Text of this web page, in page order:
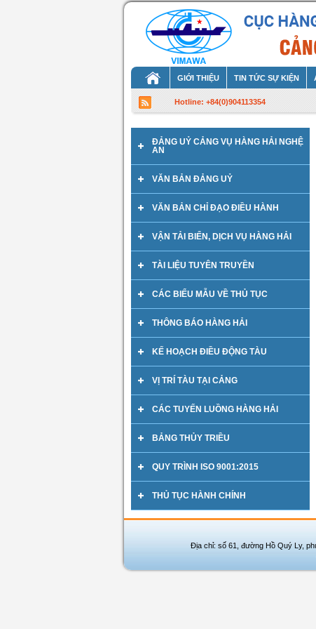
GIỚI THIỆU TIN TỨC SỰ KIỆN
Hotline: +84(0)904113354
ĐẢNG UỶ CẢNG VỤ HÀNG HẢI NGHỆ
AN
VĂN BẢN ĐẢNG UỶ
VĂN BẢN CHỈ ĐẠO ĐIỀU HÀNH
VẬN TẢI BIỂN, DỊCH VỤ HÀNG HẢI
TÀI LIỆU TUYÊN TRUYỀN
CÁC BIỂU MẪU VỀ THỦ TỤC
THÔNG BÁO HÀNG HẢI
KẾ HOẠCH ĐIỀU ĐỘNG TÀU
VỊ TRÍ TÀU TẠI CẢNG
CÁC TUYẾN LUỒNG HÀNG HẢI
BẢNG THỦY TRIỀU
QUY TRÌNH ISO 9001:2015
THỦ TỤC HÀNH CHÍNH
Địa chỉ: số 61, đường Hồ Quý Ly,